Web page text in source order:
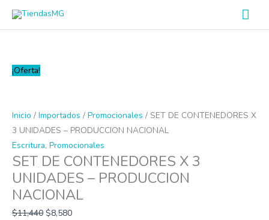
¡Oferta!
Inicio / Importados / Promocionales / SET DE CONTENEDORES X
3 UNIDADES – PRODUCCION NACIONAL
Escritura, Promocionales
SET DE CONTENEDORES X 3
UNIDADES – PRODUCCION
NACIONAL
$11,440 $8,580
SET
X
3
UNIDADES
-
PRODUCCION
NACIONAL